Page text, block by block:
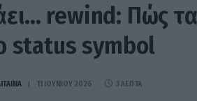
rewind: Πώς
status symbol
11 ΙΟΥΝΊΟΥ 2026 3 ΛΕΠΤΆ